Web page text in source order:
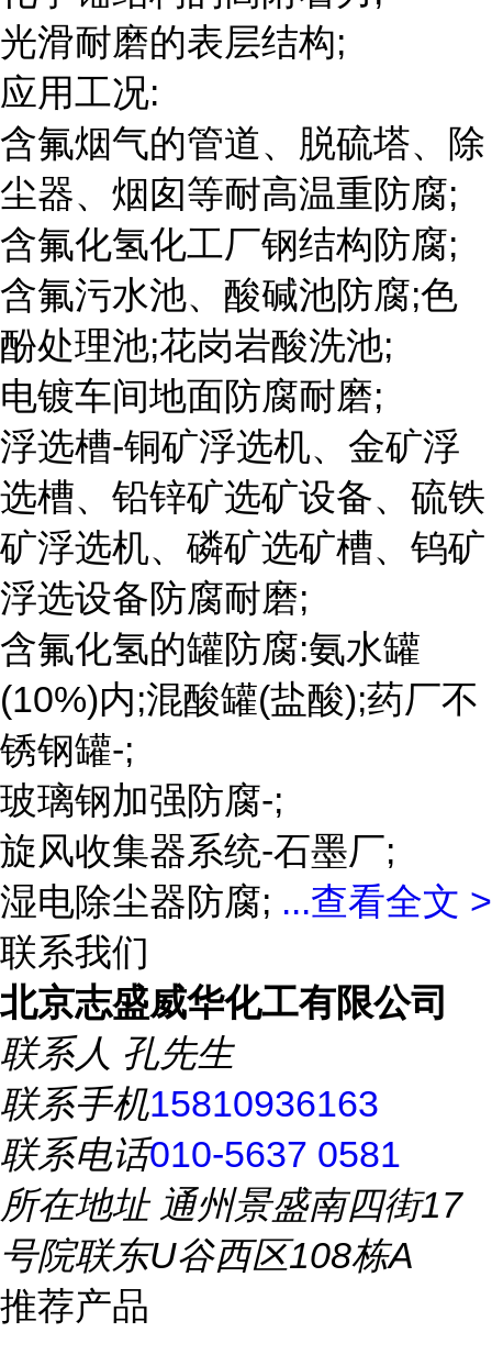
光滑耐磨的表层结构;
应用工况:
含氟烟气的管道、脱硫塔、除
尘器、烟囱等耐高温重防腐;
含氟化氢化工厂钢结构防腐;
含氟污水池、酸碱池防腐;色
酚处理池;花岗岩酸洗池;
电镀车间地面防腐耐磨;
浮选槽-铜矿浮选机、金矿浮
选槽、铅锌矿选矿设备、硫铁
矿浮选机、磷矿选矿槽、钨矿
浮选设备防腐耐磨;
含氟化氢的罐防腐:氨水罐
(10%)内;混酸罐(盐酸);药厂不
锈钢罐-;
玻璃钢加强防腐-;
旋风收集器系统-石墨厂;
湿电除尘器防腐; ...查看全文 >
联系我们
北京志盛威华化工有限公司
联系人 孔先生
联系手机15810936163
联系电话010-5637 0581
所在地址通州景盛南四街17
号院联东U谷西区108栋A
推荐产品